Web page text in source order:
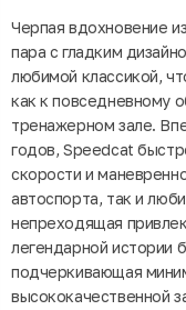
Черпая вдохновение
пара с гладким
любимой классикой,
как к повседневному
тренажерном зале.
годов, Speedcat
скорости и
автоспорта, так и
непреходящая
легендарной истории
подчеркивающая
высококачественной